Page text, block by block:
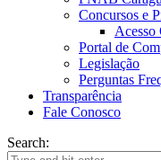
Concursos e
Acesso
Portal de
Legislação
Perguntas
Transparência
Fale Conosco
Search: